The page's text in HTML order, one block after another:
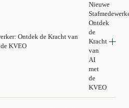
Nieuwe
Ontdek
de
Kracht
van
AI
met
de
KVEO